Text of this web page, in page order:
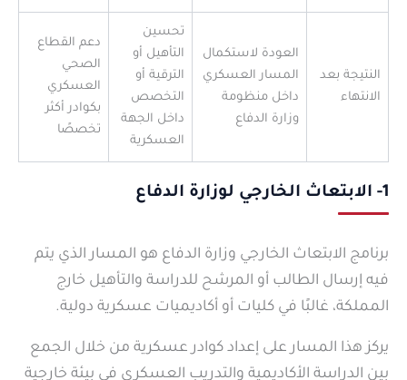
النتيجة بعد
الانتهاء
العودة لاستكمال
المسار العسكري
داخل منظومة
وزارة الدفاع
تحسين
التأهيل أو
الترقية أو
التخصص
داخل الجهة
العسكرية
دعم القطاع
الصحي
العسكري
بكوادر أكثر
تخصصًا
1- الابتعاث الخارجي لوزارة الدفاع
برنامج الابتعاث الخارجي وزارة الدفاع هو المسار الذي يتم
فيه إرسال الطالب أو المرشح للدراسة والتأهيل خارج
المملكة، غالبًا في كليات أو أكاديميات عسكرية دولية.
يركز هذا المسار على إعداد كوادر عسكرية من خلال الجمع
بين الدراسة الأكاديمية والتدريب العسكري في بيئة خارجية